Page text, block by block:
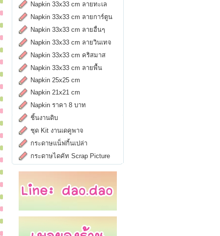
Napkin 33x33 cm ลายทะเล
Napkin 33x33 cm ลายการ์ตูน
Napkin 33x33 cm ลายอื่นๆ
Napkin 33x33 cm ลายวินเทจ
Napkin 33x33 cm คริสมาส
Napkin 33x33 cm ลายพื้น
Napkin 25x25 cm
Napkin 21x21 cm
Napkin ราคา 8 บาท
ชิ้นงานดิบ
ชุด Kit งานเดคูพาจ
กระดาษแน็ฟกิ้นเปล่า
กระดาษไดคัท Scrap Picture